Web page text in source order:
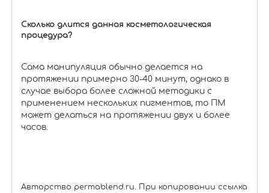
Сколько длится данная косметологическая
процедура?
Сама манипуляция обычно делается на
протяжении примерно 30-40 минут, однако в
случае выбора более сложной методики с
применением нескольких пигментов, то ПМ
может делаться на протяжении двух и более
часов.
Авторство permablend.ru. При копировании ссылка